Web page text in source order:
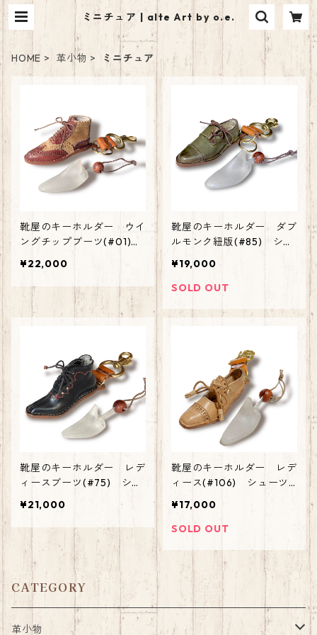
ミニチュア | alte Art by o.e.
HOME 革小物 ミニチュア
靴屋のキーホルダー ウイ
ングチップブーツ(#01)
¥22,000
靴屋のキーホルダー ダブ
ルモンク紐版(#85) シュ
ーツリー付き
¥19,000
SOLD OUT
靴屋のキーホルダー レデ
ィースブーツ(#75) シュ
¥21,000
靴屋のキーホルダー レデ
ィース(#106) シューツ
¥17,000
SOLD OUT
CATEGORY
革小物